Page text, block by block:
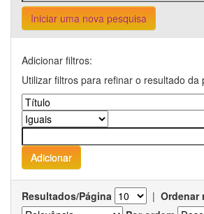
Iniciar uma nova pesquisa
Adicionar filtros:
Utilizar filtros para refinar o resultado da
Resultados/Página | Ordenar